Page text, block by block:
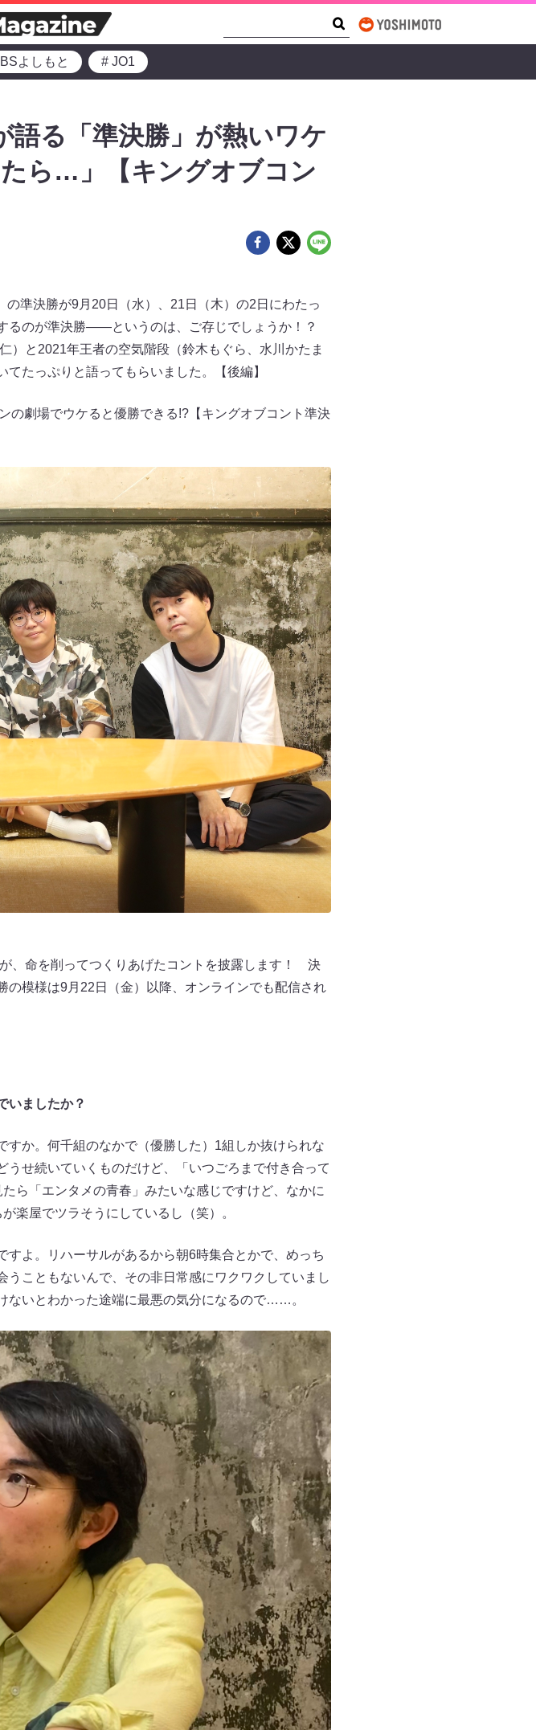
よしもと # JO1
語る「準決勝」が熱いワケ
たら…」【キングオブコン
準決勝が9月20日（水）、21日（木）の2日にわたっ
るのが準決勝――というのは、ご存じでしょうか！？
）と2021年王者の空気階段（鈴木もぐら、水川かたま
たっぷりと語ってもらいました。【後編】
の劇場でウケると優勝できる!?【キングオブコント準決
、命を削ってつくりあげたコントを披露します！ 決
模様は9月22日（金）以降、オンラインでも配信され
いましたか？
か。何千組のなかで（優勝した）1組しか抜けられな
せ続いていくものだけど、「いつごろまで付き合って
ら「エンタメの青春」みたいな感じですけど、なかに
楽屋でツラそうにしているし（笑）。
よ。リハーサルがあるから朝6時集合とかで、めっち
こともないんで、その非日常感にワクワクしていまし
ないとわかった途端に最悪の気分になるので……。